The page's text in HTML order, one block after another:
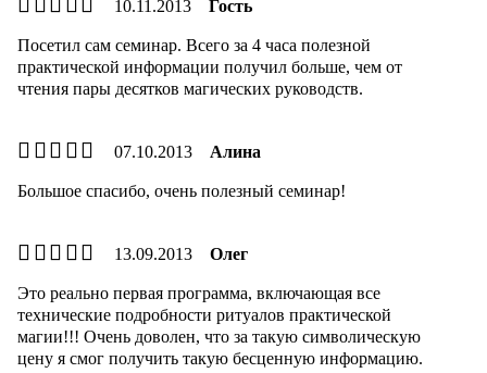
10.11.2013 Гость
Посетил сам семинар. Всего за 4 часа полезной
практической информации получил больше, чем от
чтения пары десятков магических руководств.
07.10.2013 Алина
Большое спасибо, очень полезный семинар!
13.09.2013 Олег
Это реально первая программа, включающая все
технические подробности ритуалов практической
магии!!! Очень доволен, что за такую символическую
цену я смог получить такую бесценную информацию.